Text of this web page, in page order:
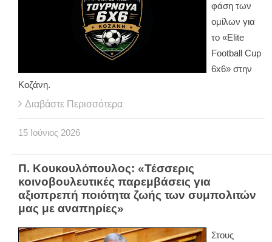
φάση των
ομίλων για
το «Elite
Football
Cup
6x6» στην
Κοζάνη.
Διαβάστε Περισσότερα
15 Ιούνιος 2026
Π. Κουκουλόπουλος: «Τέσσερις
κοινοβουλευτικές παρεμβάσεις για
αξιοπρεπή ποιότητα ζωής των συμπολιτών
μας με αναπηρίες»
Στους